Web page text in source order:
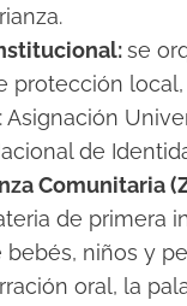
se
protección
de
Comunitaria
de primera
niños y
oral, la